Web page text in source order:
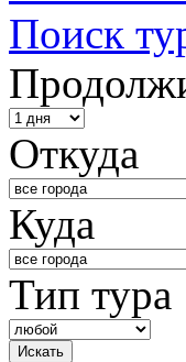
Поиск
Откуда
Куда
Тип тура